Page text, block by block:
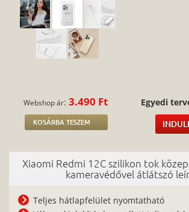
Webshop ár:3.490 Ft
KOSÁRBA TESZEM
Egyedi
Xiaomi Redmi 12C szilikon tok
kameravédővel átlátszó
Teljes hátlapfelület nyomtatható